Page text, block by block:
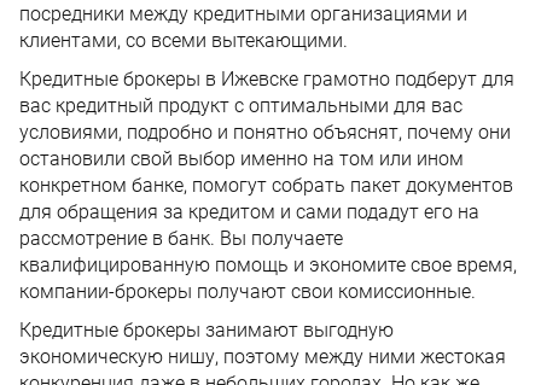
посредники между кредитными организациями и
клиентами, со всеми вытекающими.
Кредитные брокеры в Ижевске грамотно подберут для
вас кредитный продукт с оптимальными для вас
условиями, подробно и понятно объяснят, почему они
остановили свой выбор именно на том или ином
конкретном банке, помогут собрать пакет документов
для обращения за кредитом и сами подадут его на
рассмотрение в банк. Вы получаете
квалифицированную помощь и экономите свое время,
компании-брокеры получают свои комиссионные.
Кредитные брокеры занимают выгодную
экономическую нишу, поэтому между ними жестокая